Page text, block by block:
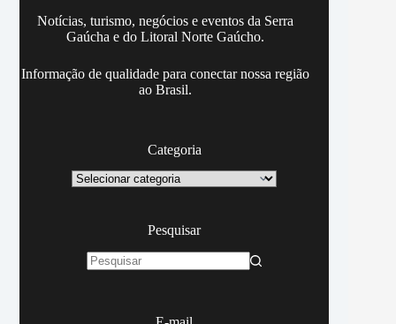
Notícias, turismo, negócios e eventos da Serra
Gaúcha e do Litoral Norte Gaúcho.
Informação de qualidade para conectar nossa região
ao Brasil.
Categoria
Categoria
Pesquisar